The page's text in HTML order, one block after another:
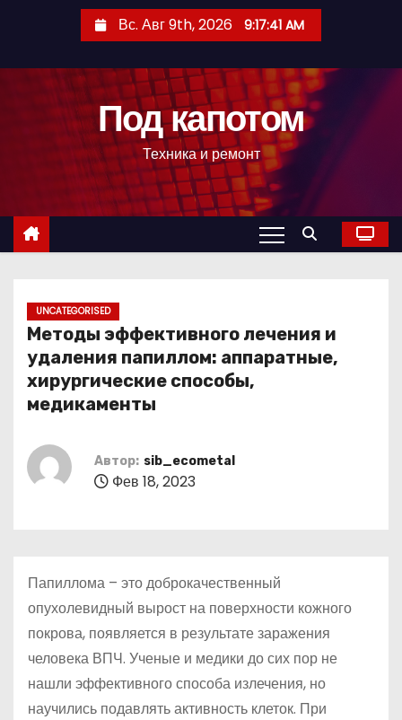
с
Вс. Авг 9th, 2026 9:17:42 AM
Под капотом
Техника и ремонт
UNCATEGORISED
Методы эффективного лечения и
удаления папиллом: аппаратные,
хирургические способы,
медикаменты
Автор: sib_ecometal
Фев 18, 2023
Папиллома – это доброкачественный
опухолевидный вырост на поверхности кожного
покрова, появляется в результате заражения
человека ВПЧ. Ученые и медики до сих пор не
нашли эффективного способа излечения, но
научились подавлять активность клеток. При